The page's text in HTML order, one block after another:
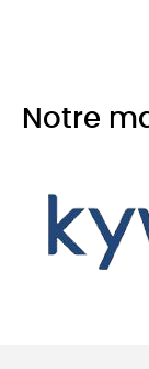
Notre